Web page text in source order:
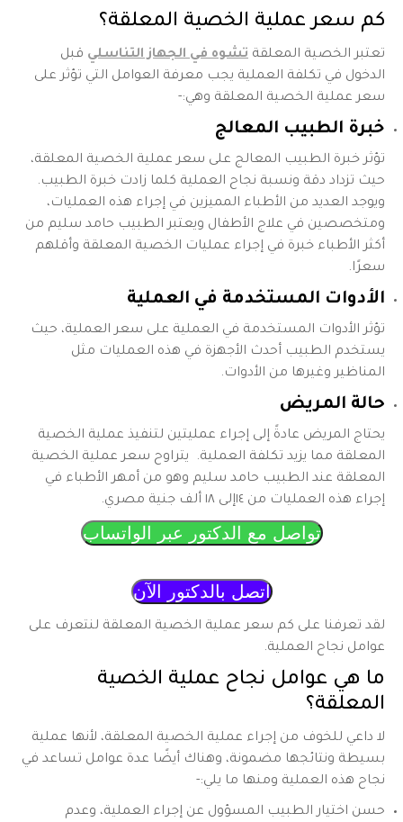
كم سعر عملية الخصية المعلقة؟
تعتبر الخصية المعلقة تشوه في الجهاز التناسلي قبل
الدخول في تكلفة العملية يجب معرفة العوامل التي تؤثر على
سعر عملية الخصية المعلقة وهي:-
خبرة الطبيب المعالج
تؤثر خبرة الطبيب المعالج على سعر عملية الخصية المعلقة،
حيث تزداد دقة ونسبة نجاح العملية كلما زادت خبرة الطبيب.
ويوجد العديد من الأطباء المميزين في إجراء هذه العمليات،
ومتخصصين في علاج الأطفال ويعتبر الطبيب حامد سليم من
أكثر الأطباء خبرة في إجراء عمليات الخصية المعلقة وأقلهم
سعرًا.
الأدوات المستخدمة في العملية
تؤثر الأدوات المستخدمة في العملية على سعر العملية، حيث
يستخدم الطبيب أحدث الأجهزة في هذه العمليات مثل
المناظير وغيرها من الأدوات.
حالة المريض
يحتاج المريض عادةً إلى إجراء عمليتين لتنفيذ عملية الخصية
المعلقة مما يزيد تكلفة العملية. يتراوح سعر عملية الخصية
المعلقة عند الطبيب حامد سليم وهو من أمهر الأطباء في
إجراء هذه العمليات من ١٤إلى ١٨ ألف جنية مصري.
تواصل مع الدكتور عبر الواتساب
اتصل بالدكتور الآن
لقد تعرفنا على كم سعر عملية الخصية المعلقة لنتعرف على
عوامل نجاح العملية.
ما هي عوامل نجاح عملية الخصية
المعلقة؟
لا داعي للخوف من إجراء عملية الخصية المعلقة، لأنها عملية
بسيطة ونتائجها مضمونة، وهناك أيضًا عدة عوامل تساعد في
نجاح هذه العملية ومنها ما يلي:-
حسن اختيار الطبيب المسؤول عن إجراء العملية، وعدم